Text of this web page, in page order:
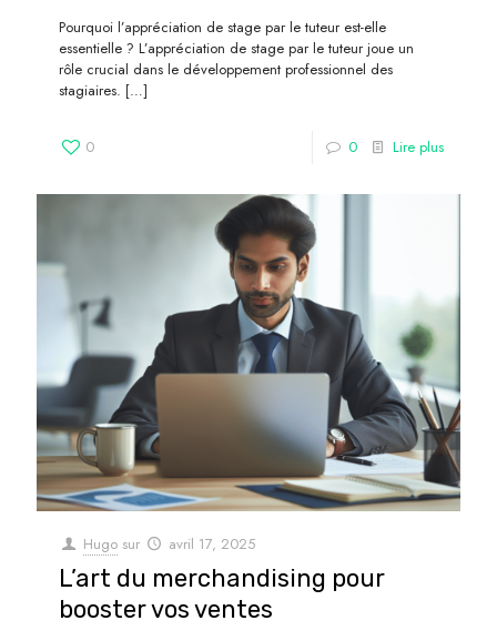
Pourquoi l’appréciation de stage par le tuteur est-elle
essentielle ? L’appréciation de stage par le tuteur joue un
rôle crucial dans le développement professionnel des
stagiaires. […]
0 0 Lire plus
Hugo sur avril 17, 2025
L’art du merchandising pour
booster vos ventes